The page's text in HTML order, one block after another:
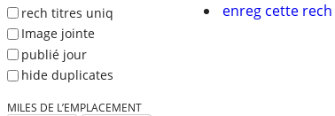
rech titres uniq
Image jointe
publié jour
hide duplicates
MILES DE L’EMPLACEMENT
enreg cette rech